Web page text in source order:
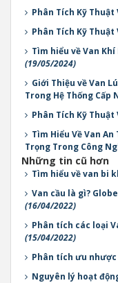
Phân Tích Kỹ Thuật
Phân Tích Kỹ Thuật
Tìm hiểu về Van
(19/05/2024)
Giới Thiệu về Van
Trong Hệ Thống Cấp
Phân Tích Kỹ Thuật
Tìm Hiểu Về Van
Trọng Trong Công
Những tin cũ hơn
Tìm hiểu về van bi
Van cầu là gì?
(16/04/2022)
Phân tích các loại
(15/04/2022)
Phân tích ưu
Nguyên lý hoạt